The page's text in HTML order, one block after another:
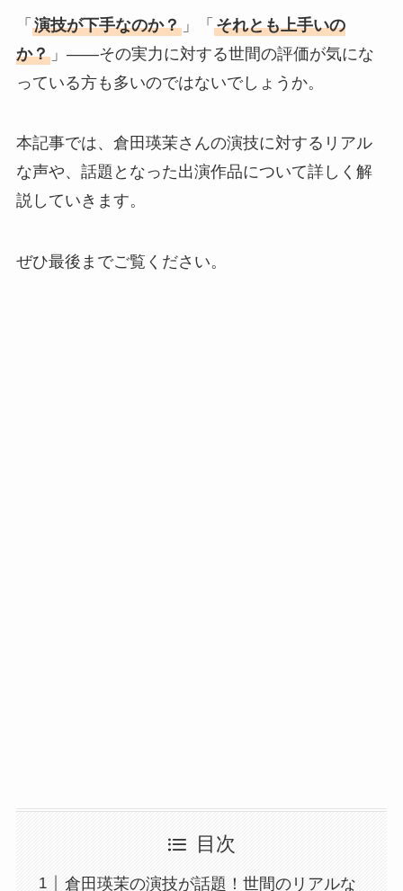
「 演技が下手なのか？」「 それとも上手いの
か？」――その実力に対する世間の評価が気にな
っている方も多いのではないでしょうか。
本記事では、倉田瑛茉さんの演技に対するリアル
な声や、話題となった出演作品について詳しく解
説していきます。
ぜひ最後までご覧ください。
目次
倉田瑛茉の演技が話題！世間のリアルな